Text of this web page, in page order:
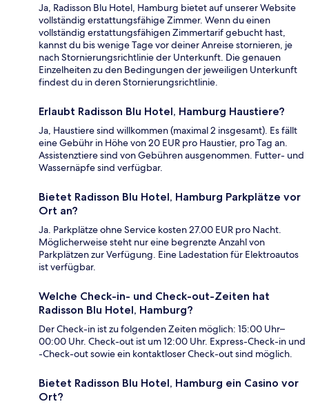
Ja, Radisson Blu Hotel, Hamburg bietet auf unserer Website
vollständig erstattungsfähige Zimmer. Wenn du einen
vollständig erstattungsfähigen Zimmertarif gebucht hast,
kannst du bis wenige Tage vor deiner Anreise stornieren, je
nach Stornierungsrichtlinie der Unterkunft. Die genauen
Einzelheiten zu den Bedingungen der jeweiligen Unterkunft
findest du in deren Stornierungsrichtlinie.
Erlaubt Radisson Blu Hotel, Hamburg Haustiere?
Ja, Haustiere sind willkommen (maximal 2 insgesamt). Es fällt
eine Gebühr in Höhe von 20 EUR pro Haustier, pro Tag an.
Assistenztiere sind von Gebühren ausgenommen. Futter- und
Wassernäpfe sind verfügbar.
Bietet Radisson Blu Hotel, Hamburg Parkplätze vor
Ort an?
Ja. Parkplätze ohne Service kosten 27.00 EUR pro Nacht.
Möglicherweise steht nur eine begrenzte Anzahl von
Parkplätzen zur Verfügung. Eine Ladestation für Elektroautos
ist verfügbar.
Welche Check-in- und Check-out-Zeiten hat
Radisson Blu Hotel, Hamburg?
Der Check-in ist zu folgenden Zeiten möglich: 15:00 Uhr–
00:00 Uhr. Check-out ist um 12:00 Uhr. Express-Check-in und
-Check-out sowie ein kontaktloser Check-out sind möglich.
Bietet Radisson Blu Hotel, Hamburg ein Casino vor
Ort?